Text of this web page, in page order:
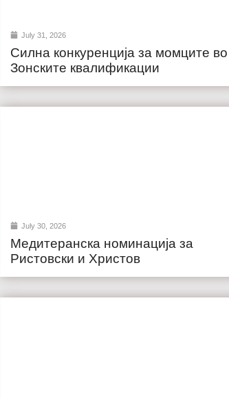
July 31, 2026
Силна конкуренција за момците во
Зонските квалификации
July 30, 2026
Медитеранска номинација за
Ристовски и Христов